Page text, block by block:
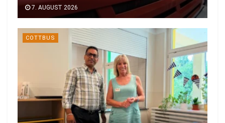
7. AUGUST 2026
COTTBUS